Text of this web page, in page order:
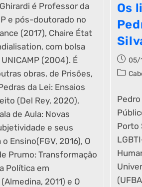
é Professor da
e pós-doutorado no
(2017), Chaire État
com bolsa
UNICAMP (2004). É
obras, de Prisões,
da Lei: Ensaios
(Del Rey, 2020),
de Aula: Novas
e seus
Ensino(FGV, 2016), O
Prumo: Transformação
Política em
2011) e O
Os
05/
Porto